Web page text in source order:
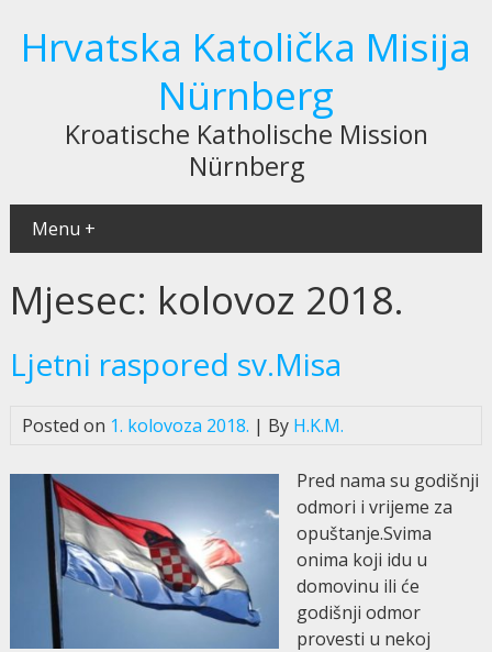
Hrvatska Katolička Misija
Nürnberg
Kroatische Katholische Mission
Nürnberg
Menu +
Mjesec: kolovoz 2018.
Ljetni raspored sv.Misa
Posted on 1. kolovoza 2018. | By H.K.M.
Pred nama su godišnji
odmori i vrijeme za
opuštanje.Svima
onima koji idu u
domovinu ili će
godišnji odmor
provesti u nekoj